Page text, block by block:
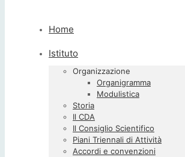
Home
Istituto
Organizzazione
Organigramma
Modulistica
Storia
Il CDA
Il Consiglio Scientifico
Piani Triennali di Attività
Accordi e convenzioni